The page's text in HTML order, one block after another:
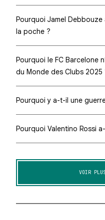
Pourquoi Jamel
la poche ?
Pourquoi le FC Barcelone
du Monde des Clubs 2025
Pourquoi y a-t-il une
Pourquoi Valentino Rossi
VOIR